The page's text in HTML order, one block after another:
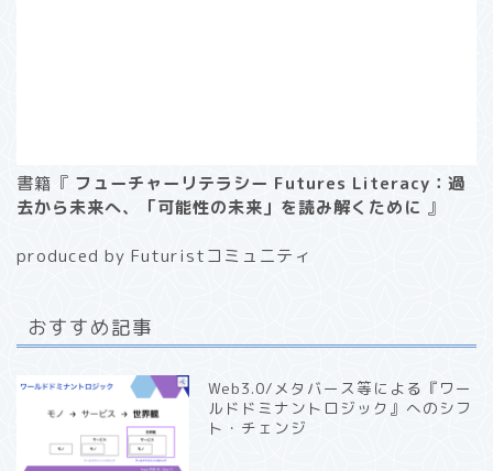
書籍『 フューチャーリテラシー Futures Literacy：過
去から未来へ、「可能性の未来」を読み解くために 』
produced by Futuristコミュニティ
おすすめ記事
Web3.0/メタバース等による『ワー
ルドドミナントロジック』へのシフ
ト・チェンジ